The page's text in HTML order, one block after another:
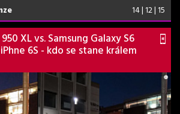
14 | 12 | 15
XL vs. Samsung Galaxy S6
6S - kdo se stane králem